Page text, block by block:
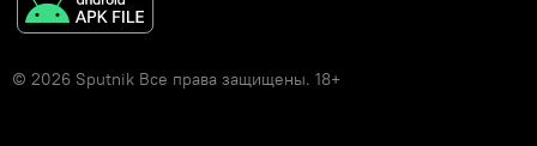
© 2026 Sputnik Все права защищены. 18+